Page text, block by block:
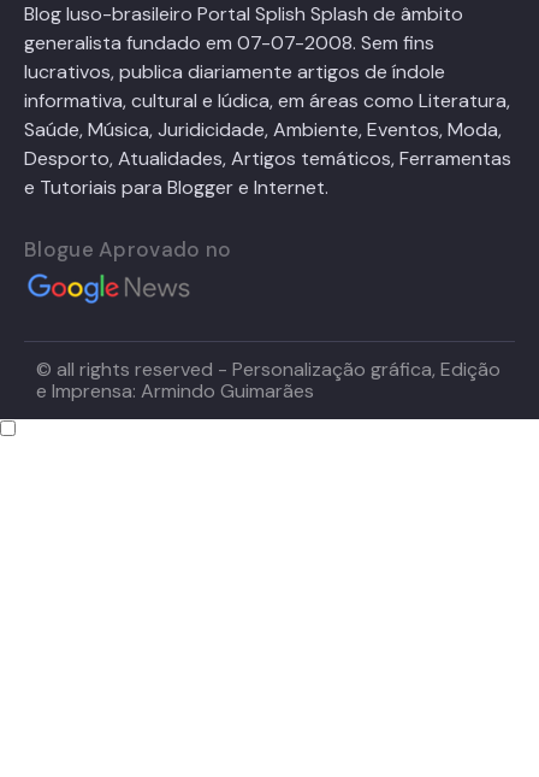
Blog luso-brasileiro Portal Splish Splash de âmbito
generalista fundado em 07-07-2008. Sem fins
lucrativos, publica diariamente artigos de índole
informativa, cultural e lúdica, em áreas como Literatura,
Saúde, Música, Juridicidade, Ambiente, Eventos, Moda,
Desporto, Atualidades, Artigos temáticos, Ferramentas
e Tutoriais para Blogger e Internet.
Blogue Aprovado no
© all rights reserved - Personalização gráfica, Edição
e Imprensa: Armindo Guimarães